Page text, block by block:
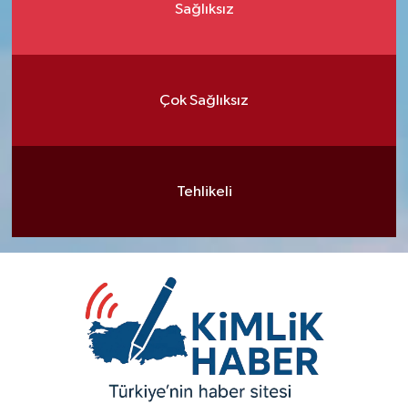
Sağlıksız
Çok Sağlıksız
Tehlikeli